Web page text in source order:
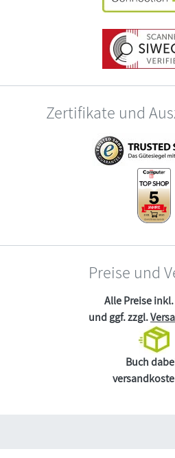
Zertifikate und
Preise und
Alle Preise
und ggf. zzgl.
Buch